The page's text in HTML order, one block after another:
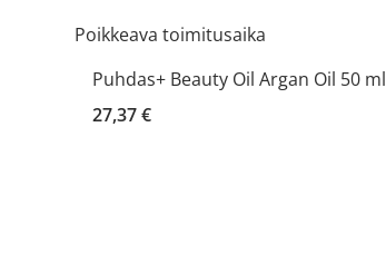
Poikkeava toimitusaika
Puhdas+ Beauty Oil Argan Oil 50 ml
27,37 €